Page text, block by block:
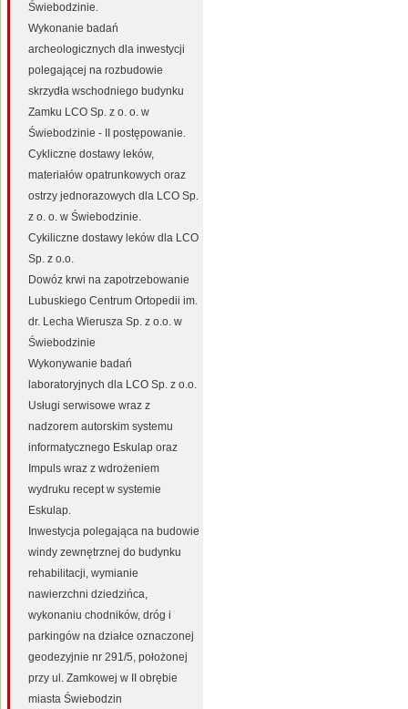
Świebodzinie.
Wykonanie badań
archeologicznych dla inwestycji
polegającej na rozbudowie
skrzydła wschodniego budynku
Zamku LCO Sp. z o. o. w
Świebodzinie - II postępowanie.
Cykliczne dostawy leków,
materiałów opatrunkowych oraz
ostrzy jednorazowych dla LCO Sp.
z o. o. w Świebodzinie.
Cykiliczne dostawy leków dla LCO
Sp. z o.o.
Dowóz krwi na zapotrzebowanie
Lubuskiego Centrum Ortopedii im.
dr. Lecha Wierusza Sp. z o.o. w
Świebodzinie
Wykonywanie badań
laboratoryjnych dla LCO Sp. z o.o.
Usługi serwisowe wraz z
nadzorem autorskim systemu
informatycznego Eskulap oraz
Impuls wraz z wdrożeniem
wydruku recept w systemie
Eskulap.
Inwestycja polegająca na budowie
windy zewnętrznej do budynku
rehabilitacji, wymianie
nawierzchni dziedzińca,
wykonaniu chodników, dróg i
parkingów na działce oznaczonej
geodezyjnie nr 291/5, położonej
przy ul. Zamkowej w II obrębie
miasta Świebodzin